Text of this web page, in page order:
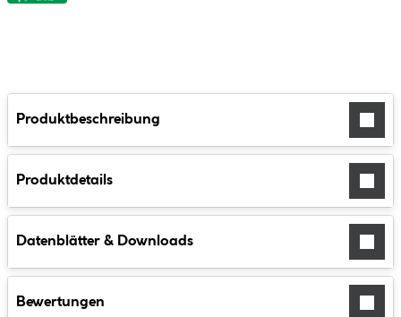
Produktbeschreibung
Produktdetails
Datenblätter & Downloads
Bewertungen